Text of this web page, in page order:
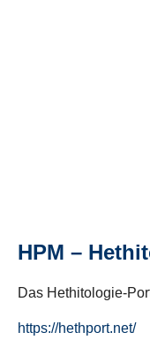
HPM –
Das Hethitologie-
https://hethport.net/